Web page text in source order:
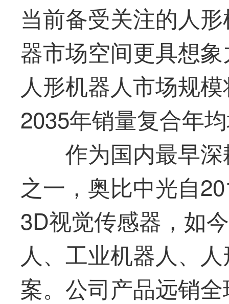
当前备受关注的人
器市场空间更具想
人形机器人市场规
2035年销量复合年
作为国内最早
之一， 奥比中光自
3D视觉传感器，如
人、工业机器人、
案。公司产品远销